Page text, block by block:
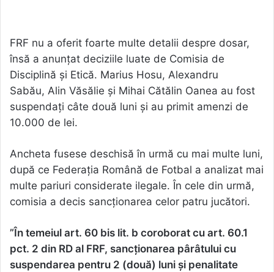
FRF nu a oferit foarte multe detalii despre dosar,
însă a anunțat deciziile luate de Comisia de
Disciplină și Etică. Marius Hosu, Alexandru
Sabău, Alin Văsălie și Mihai Cătălin Oanea au fost
suspendați câte două luni și au primit amenzi de
10.000 de lei.
Ancheta fusese deschisă în urmă cu mai multe luni,
după ce Federația Română de Fotbal a analizat mai
multe pariuri considerate ilegale. În cele din urmă,
comisia a decis sancționarea celor patru jucători.
”În temeiul art. 60 bis lit. b coroborat cu art. 60.1
pct. 2 din RD al FRF, sancționarea pârâtului cu
suspendarea pentru 2 (două) luni și penalitate